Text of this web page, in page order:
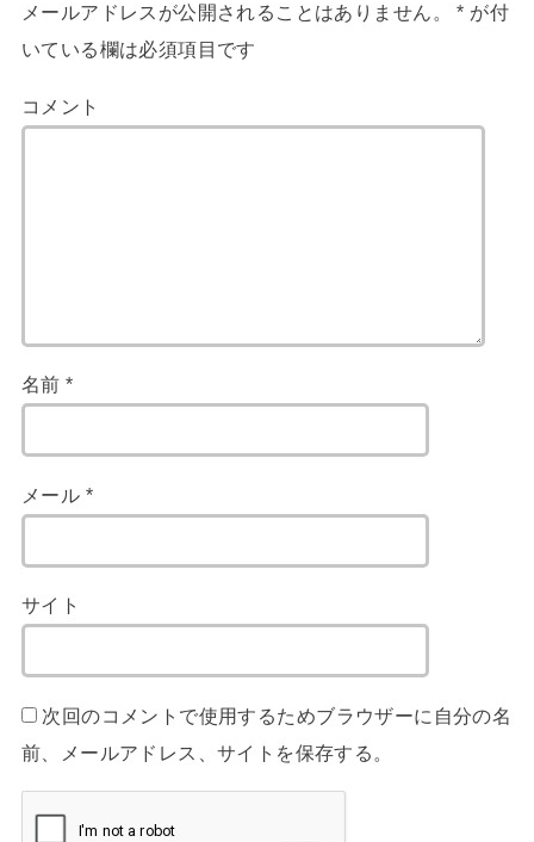
メールアドレスが公開されることはありません。 * が付
いている欄は必須項目です
コメント
名前*
メール *
サイト
次回のコメントで使用するためブラウザーに自分の名
前、メールアドレス、サイトを保存する。